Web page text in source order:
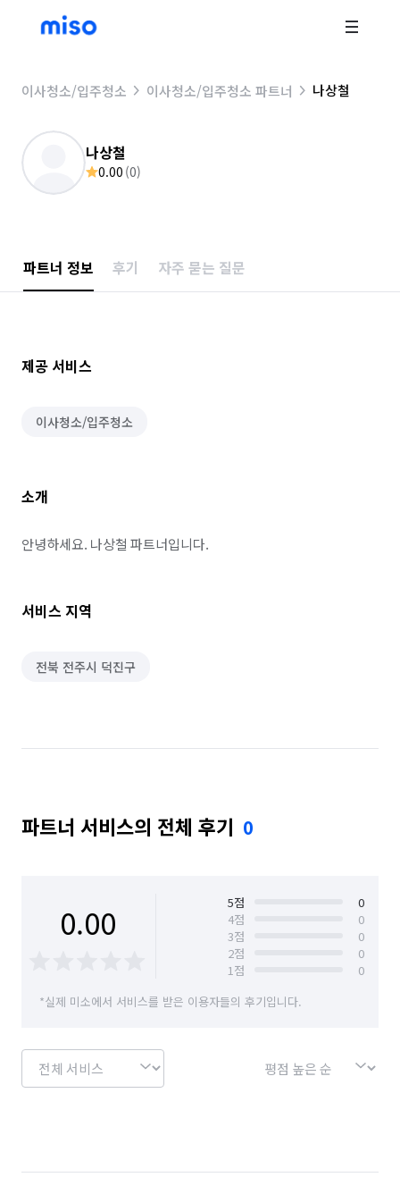
이사청소/입주청소 이사청소/입주청소 파트너 나상철
나상철
0.00 (0)
파트너 정보 후기 자주 묻는 질문
제공 서비스
이사청소/입주청소
소개
안녕하세요. 나상철 파트너입니다.
서비스 지역
전북 전주시 덕진구
파트너 서비스의 전체 후기 0
0.00 5점
0
4점
0
3점
0
2점
0
1점
0
*실제 미소에서 서비스를 받은 이용자들의 후기입니다.